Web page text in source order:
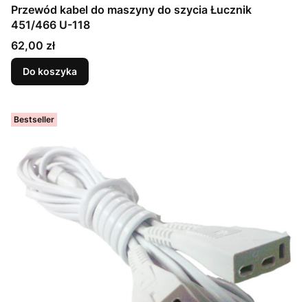
Przewód kabel do maszyny do szycia Łucznik
451/466 U-118
Cena
62,00 zł
Do koszyka
Bestseller